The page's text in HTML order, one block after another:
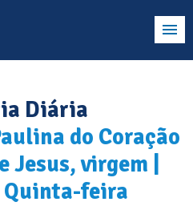
Diária
do Coração
virgem |
Quinta-feira